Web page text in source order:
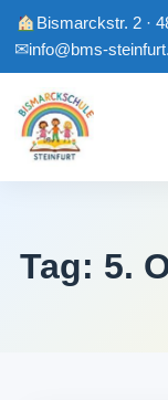
Bismarckstr. 2 ·
✉info@bms-
Tag: 5.